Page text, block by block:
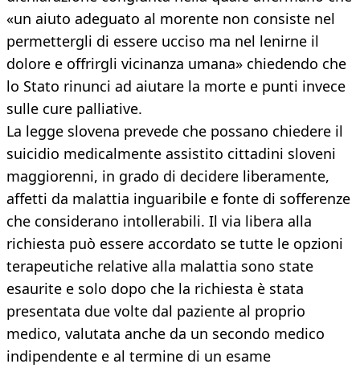
«un aiuto adeguato al morente non consiste nel
permettergli di essere ucciso ma nel lenirne il
dolore e offrirgli vicinanza umana» chiedendo che
lo Stato rinunci ad aiutare la morte e punti invece
sulle cure palliative.
La legge slovena prevede che possano chiedere il
suicidio medicalmente assistito cittadini sloveni
maggiorenni, in grado di decidere liberamente,
affetti da malattia inguaribile e fonte di sofferenze
che considerano intollerabili. Il via libera alla
richiesta può essere accordato se tutte le opzioni
terapeutiche relative alla malattia sono state
esaurite e solo dopo che la richiesta è stata
presentata due volte dal paziente al proprio
medico, valutata anche da un secondo medico
indipendente e al termine di un esame